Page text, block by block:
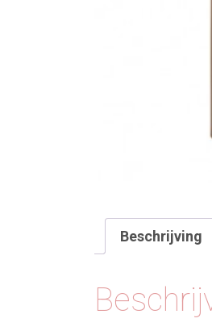
Beschrijving